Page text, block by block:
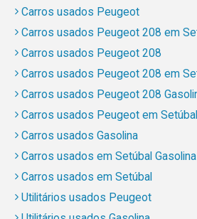
Carros usados Peugeot
Carros usados Peugeot 208 em
Carros usados Peugeot 208
Carros usados Peugeot 208 em
Carros usados Peugeot 208
Carros usados Peugeot em Setúbal
Carros usados Gasolina
Carros usados em Setúbal Gasolina
Carros usados em Setúbal
Utilitários usados Peugeot